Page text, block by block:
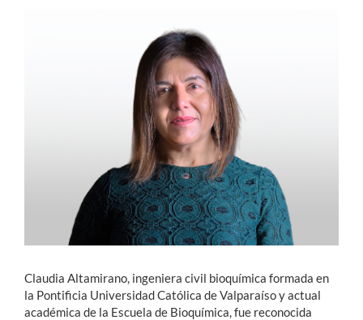
Claudia Altamirano, ingeniera civil bioquímica formada en
la Pontificia Universidad Católica de Valparaíso y actual
académica de la Escuela de Bioquímica, fue reconocida